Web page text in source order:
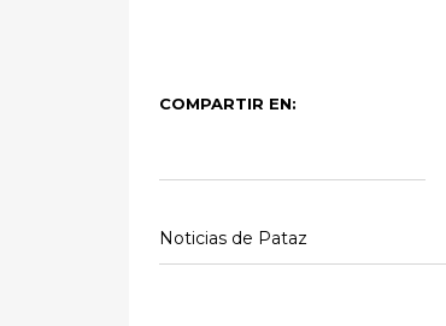
COMPARTIR EN:
Noticias de Pataz